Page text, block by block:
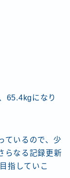
65.4kgになり
ているので、少
らなる記録更新
指していこ